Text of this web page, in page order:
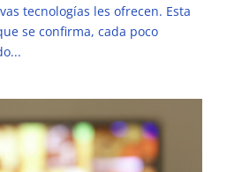
tecnologías les ofrecen. Esta
se confirma, cada poco